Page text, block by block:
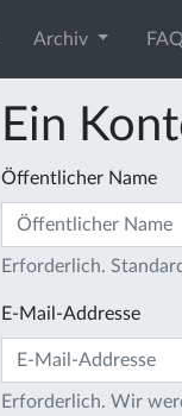
Archiv FAQ
Ein
Öffentlicher Name
Erforderlich.
E-Mail-Addresse
Erforderlich. Wir